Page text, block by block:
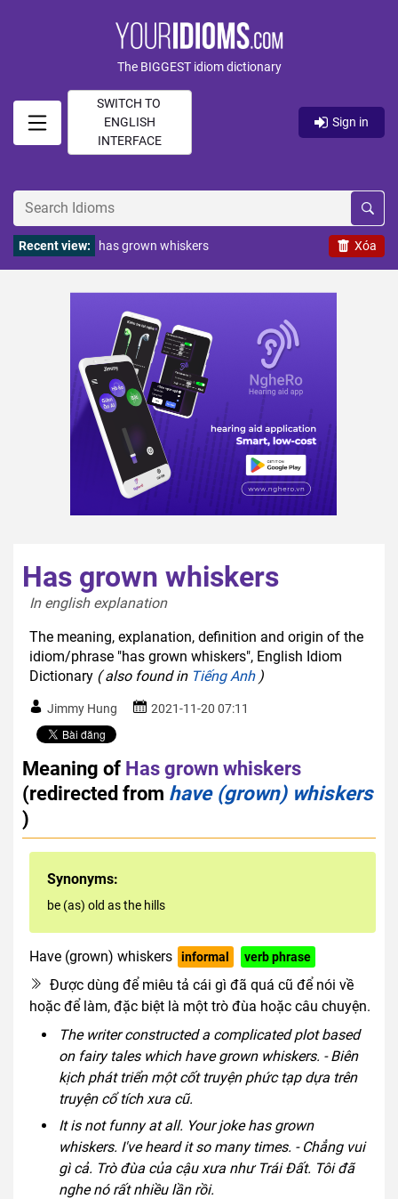
The BIGGEST idiom dictionary
SWITCH TO
ENGLISH
INTERFACE
Sign in
Xóa
Recent view: has grown whiskers
Has grown whiskers
In english explanation
The meaning, explanation, definition and origin of the
idiom/phrase "has grown whiskers", English Idiom
Dictionary ( also found in Tiếng Anh)
Jimmy Hung 2021-11-20 07:11
Meaning of Has grown whiskers
(redirected from have (grown) whiskers
)
Synonyms:
be (as) old as the hills
Have (grown) whiskers informal verb phrase
Được dùng để miêu tả cái gì đã quá cũ để nói về
hoặc để làm, đặc biệt là một trò đùa hoặc câu chuyện.
The writer constructed a complicated plot based
on fairy tales which have grown whiskers. - Biên
kịch phát triển một cốt truyện phức tạp dựa trên
truyện cổ tích xưa cũ.
It is not funny at all. Your joke has grown
whiskers. I've heard it so many times. - Chẳng vui
gì cả. Trò đùa của cậu xưa như Trái Đất. Tôi đã
nghe nó rất nhiều lần rồi.